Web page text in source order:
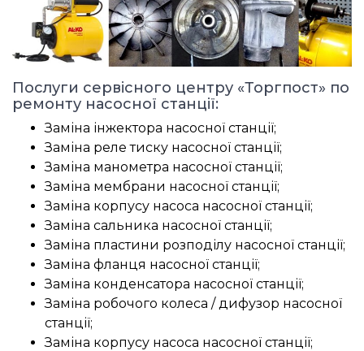
Послуги сервісного центру «Торгпост» по
ремонту насосної станції:
Заміна інжектора насосної станції;
Заміна реле тиску насосної станції;
Заміна манометра насосної станції;
Заміна мембрани насосної станції;
Заміна корпусу насоса насосної станції;
Заміна сальника насосної станції;
Заміна пластини розподілу насосної станції;
Заміна фланця насосної станції;
Заміна конденсатора насосної станції;
Заміна робочого колеса / дифузор насосної
станції;
Заміна корпусу насоса насосної станції;